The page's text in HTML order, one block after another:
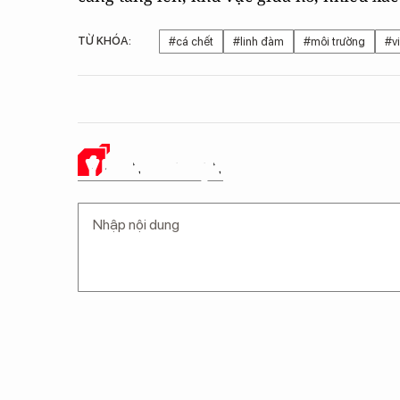
TỪ KHÓA: #cá chết #linh đàm #môi trường
Ý KIẾN CỦA BẠN